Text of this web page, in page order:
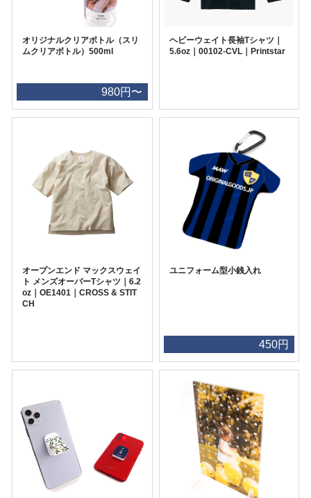
オリジナルクリアボトル（スリ
ムクリアボトル）500ml
980円〜
ヘビーウェイト長袖Tシャツ｜
5.6oz｜00102-CVL｜Printstar
オープンエンド マックスウェイ
ト メンズオーバーTシャツ｜6.2
oz｜OE1401｜CROSS & STIT
CH
ユニフォーム型小銭入れ
450円